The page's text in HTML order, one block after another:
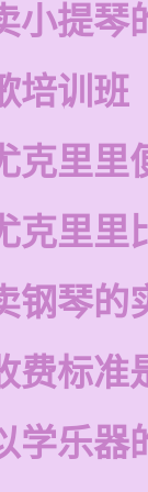
小提琴
培训班
克里里
克里里
钢琴的
费标准
学乐器